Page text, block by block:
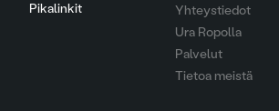
Pikalinkit
Yhteystiedot
Ura Ropolla
Palvelut
Tietoa meistä